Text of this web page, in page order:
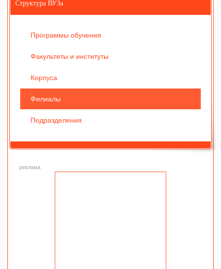
Структура ВУЗа
Программы обучения
Факультеты и институты
Корпуса
Филиалы
Подразделения
реклама